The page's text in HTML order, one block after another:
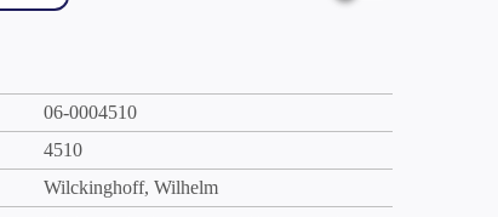
06-0004510
4510
Wilckinghoff, Wilhelm